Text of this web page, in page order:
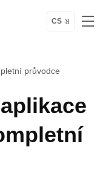
CS
průvodce